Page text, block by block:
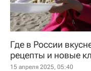
Где в России
рецепты и новые
15 апреля 2025, 05:40